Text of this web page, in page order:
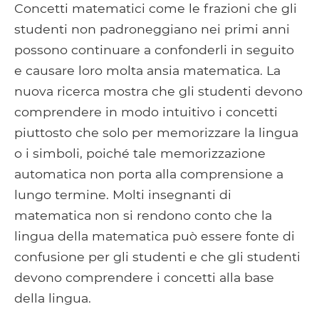
Concetti matematici come le frazioni che gli
studenti non padroneggiano nei primi anni
possono continuare a confonderli in seguito
e causare loro molta ansia matematica. La
nuova ricerca mostra che gli studenti devono
comprendere in modo intuitivo i concetti
piuttosto che solo per memorizzare la lingua
o i simboli, poiché tale memorizzazione
automatica non porta alla comprensione a
lungo termine. Molti insegnanti di
matematica non si rendono conto che la
lingua della matematica può essere fonte di
confusione per gli studenti e che gli studenti
devono comprendere i concetti alla base
della lingua.